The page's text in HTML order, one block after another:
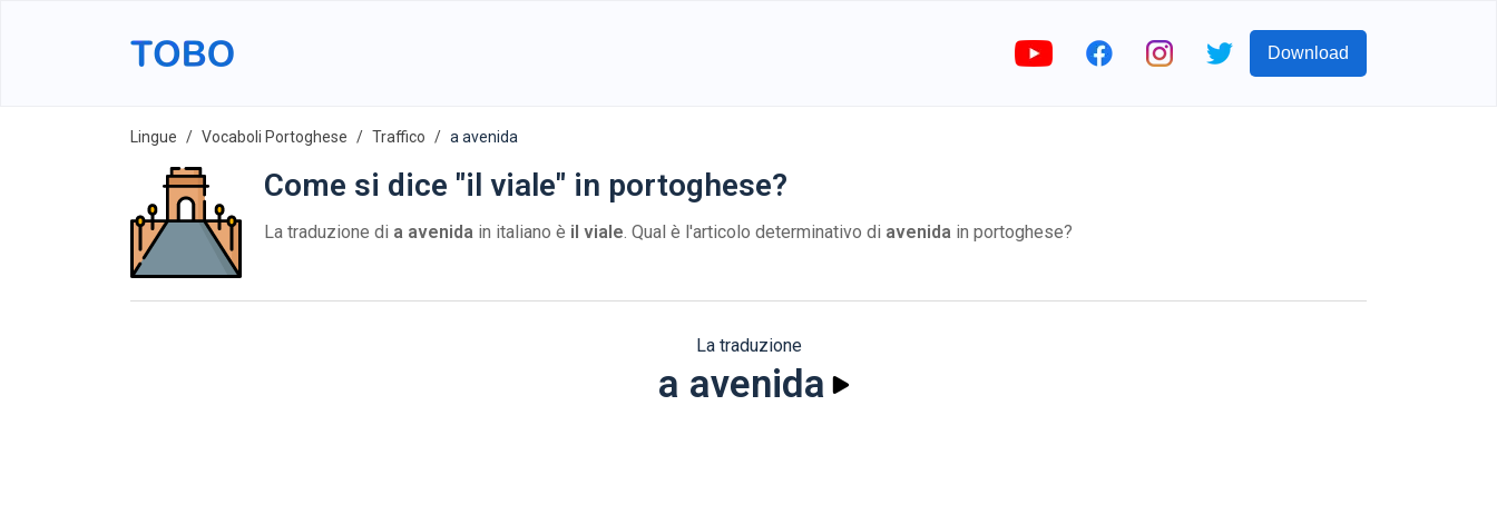
Download
Lingue Vocaboli Portoghese Traffico a avenida
Come si dice "il viale" in portoghese?
La traduzione di a avenida in italiano è il viale. Qual è l'articolo determinativo di avenida in portoghese?
La traduzione
a avenida